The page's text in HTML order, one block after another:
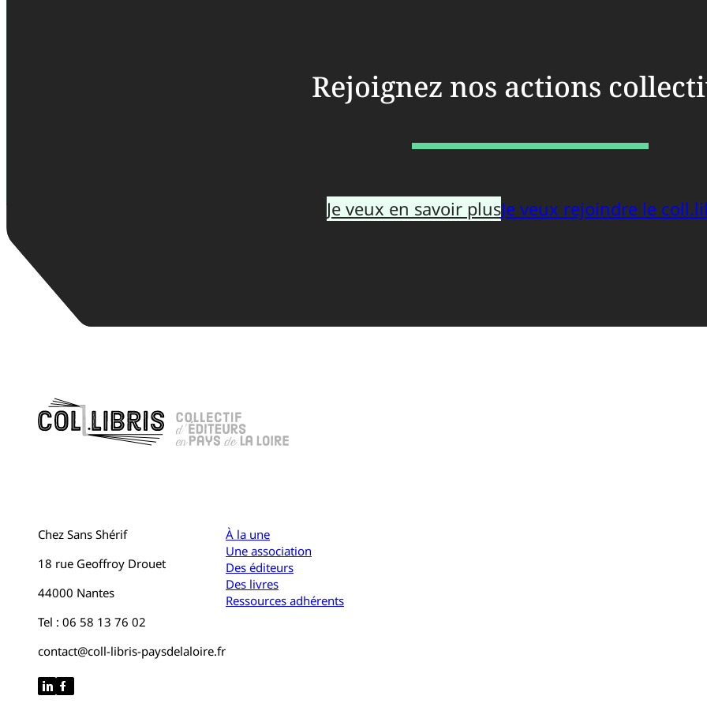
Rejoignez nos actions
Je veux en savoir plusJe veux rejoindre le
Chez Sans Shérif
18 rue Geoffroy Drouet
44000 Nantes
Tel : 06 58 13 76 02
contact@coll-libris-paysdelaloire.fr
À la une
Une association
Des éditeurs
Des livres
Ressources adhérents